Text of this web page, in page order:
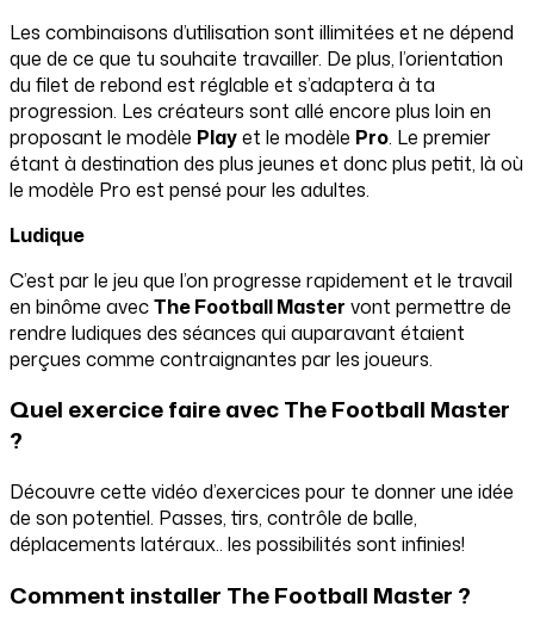
Les combinaisons d’utilisation sont illimitées et ne dépend
que de ce que tu souhaite travailler. De plus, l’orientation
du filet de rebond est réglable et s’adaptera à ta
progression. Les créateurs sont allé encore plus loin en
proposant le modèle Playet le modèle Pro. Le premier
étant à destination des plus jeunes et donc plus petit, là où
le modèle Pro est pensé pour les adultes.
Ludique
C’est par le jeu que l’on progresse rapidement et le travail
en binôme avecThe Football Master vont permettre de
rendre ludiques des séances qui auparavant étaient
perçues comme contraignantes par les joueurs.
Quel exercice faire avec TheFootball Master
?
Découvre cette vidéo d’exercices pour te donner une idée
de son potentiel. Passes, tirs, contrôle de balle,
déplacements latéraux.. les possibilités sont infinies!
Comment installer TheFootball Master ?